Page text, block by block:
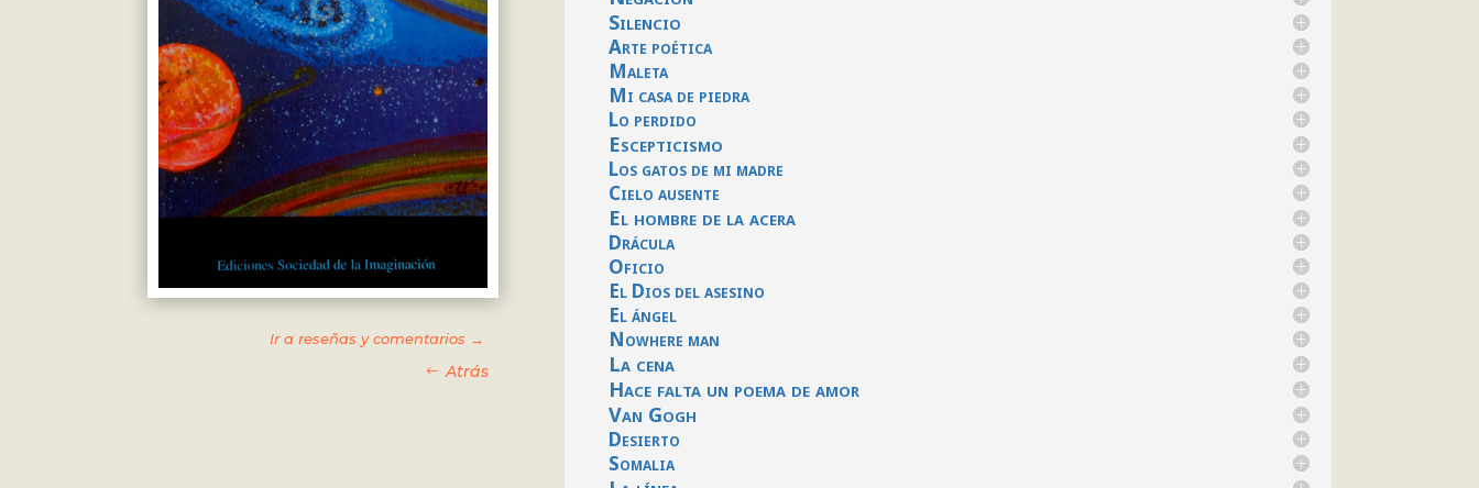
Ir a reseñas y comentarios →
Atrás
Silencio
Arte poética
Maleta
Mi casa de piedra
Lo perdido
Escepticismo
Los gatos de mi madre
Cielo ausente
El hombre de la acera
Drácula
Oficio
El Dios del asesino
El ángel
Nowhere man
La cena
Hace falta un poema de amor
Van Gogh
Desierto
Somalia